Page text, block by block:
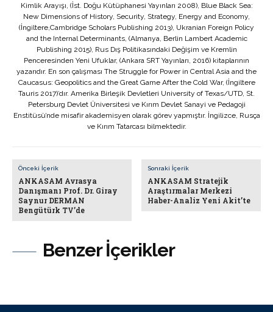
Benzer İçerikler
Kimlik Arayışı, (İst. Doğu Kütüphanesi Yayınları 2008), Blue Black Sea:
New Dimensions of History, Security, Strategy, Energy and Economy,
(İngiltere,Cambridge Scholars Publishing 2013), Ukranian Foreign Policy
and the Internal Determinants, (Almanya, Berlin Lambert Academic
Publishing 2015), Rus Dış Politikasındaki Değişim ve Kremlin
Penceresinden Yeni Ufuklar, (Ankara SRT Yayınları, 2016) kitaplarının
yazarıdır. En son çalışması The Struggle for Power in Central Asia and the
Caucasus: Geopolitics and the Great Game After the Cold War, (İngiltere
Tauris 2017)’dır. Amerika Birleşik Devletleri University of Texas/UTD, St.
Petersburg Devlet Üniversitesi ve Kırım Devlet Sanayi ve Pedagoji
Enstitüsü’nde misafir akademisyen olarak görev yapmıştır. İngilizce, Rusça
ve Kırım Tatarcası bilmektedir.
Önceki İçerik
ANKASAM Avrasya
Danışmanı Prof. Dr. Giray
Saynur DERMAN
Bengütürk TV’de
Sonraki İçerik
ANKASAM Stratejik
Araştırmalar Merkezi
Haber-Analiz Yeni Akit’te